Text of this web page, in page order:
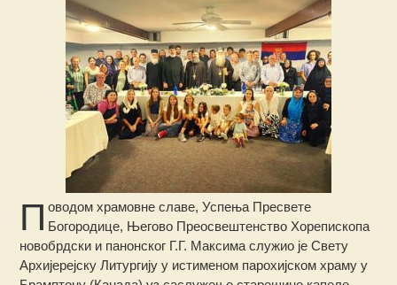
П оводом храмовне славе, Успења Пресвете
Богородице, Његово Преосвештенство Хорепископа
новобрдски и панонског Г.Г. Максима служио је Свету
Архијерејску Литургију у истименом парохијском храму у